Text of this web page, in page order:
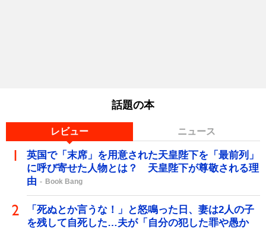
話題の本
レビュー ニュース
英国で「末席」を用意された天皇陛下を「最前列」
に呼び寄せた人物とは？ 天皇陛下が尊敬される理
由
Book Bang
「死ぬとか言うな！」と怒鳴った日、妻は2人の子
を残して自死した…夫が「自分の犯した罪や愚か